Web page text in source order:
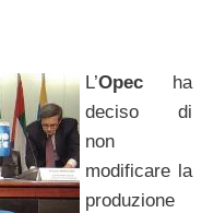
L’Opec ha
deciso di
non
modificare la
produzione